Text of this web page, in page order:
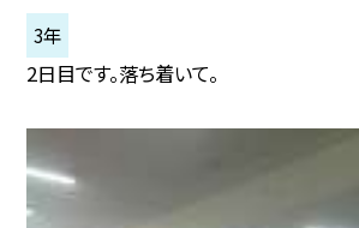
3年
2日目です。落ち着いて。